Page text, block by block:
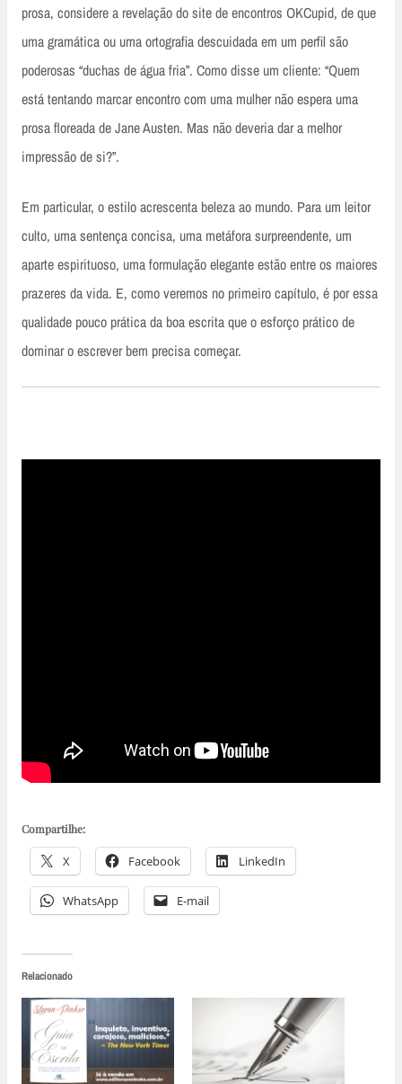
prosa, considere a revelação do site de encontros OKCupid, de que
uma gramática ou uma ortografia descuidada em um perfil são
poderosas “duchas de água fria”. Como disse um cliente: “Quem
está tentando marcar encontro com uma mulher não espera uma
prosa floreada de Jane Austen. Mas não deveria dar a melhor
impressão de si?”.
Em particular, o estilo acrescenta beleza ao mundo. Para um leitor
culto, uma sentença concisa, uma metáfora surpreendente, um
aparte espirituoso, uma formulação elegante estão entre os maiores
prazeres da vida. E, como veremos no primeiro capítulo, é por essa
qualidade pouco prática da boa escrita que o esforço prático de
dominar o escrever bem precisa começar.
Compartilhe:
X Facebook LinkedIn
WhatsApp E-mail
Relacionado